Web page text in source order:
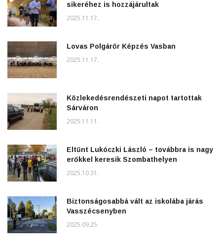
sikeréhez is hozzájárultak
2025.11.17.
Lovas Polgárőr Képzés Vasban
2025.11.17.
Közlekedésrendészeti napot tartottak
Sárváron
2025.11.11.
Eltűnt Lukóczki László – továbbra is nagy
erőkkel keresik Szombathelyen
2025.10.31.
Biztonságosabbá vált az iskolába járás
Vasszécsenyben
2025.09.25.